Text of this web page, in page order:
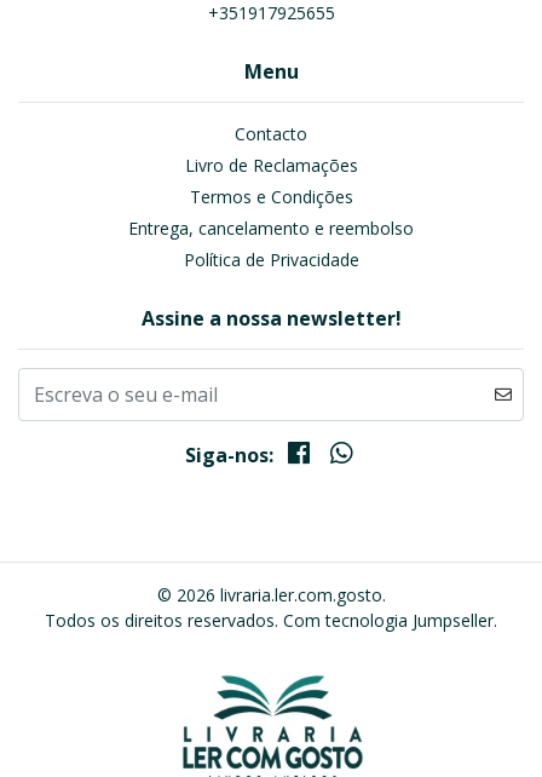
+351917925655
Menu
Contacto
Livro de Reclamações
Termos e Condições
Entrega, cancelamento e reembolso
Política de Privacidade
Assine a nossa newsletter!
Siga-nos:
© 2026 livraria.ler.com.gosto.
Todos os direitos reservados. Com tecnologia Jumpseller.